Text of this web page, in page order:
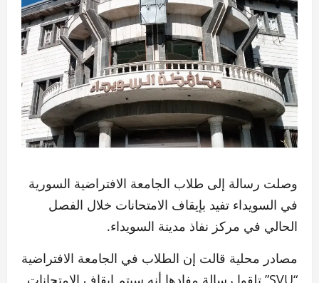
وصلت رسالة إلى طلاب الجامعة الافتراضية السورية
في السويداء تفيد بإيقاف الامتحانات خلال الفصل
الحالي في مركز نفاذ مدينة السويداء.
مصادر محلية قالت إن الطلاب في الجامعة الافتراضية
“SVU” تلقوا رسالة مفادها أنه سيتم إيقاف الامتحانات